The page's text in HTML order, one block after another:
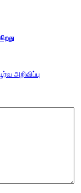
அறிவிப்பு